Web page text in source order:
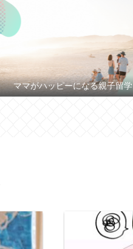
ママがハッピーになる親子留学